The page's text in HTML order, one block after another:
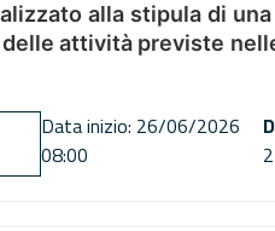
alla stipula di
attività previste
Data inizio: 26/06/2026
08:00